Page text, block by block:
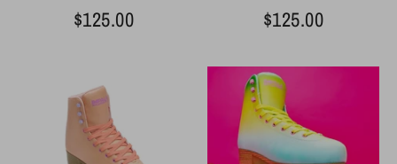
$125.00 $125.00